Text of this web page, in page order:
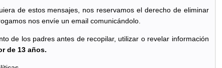
de estos mensajes, nos reservamos el derecho de eliminar
nos envíe un email comunicándolo.
de los padres antes de recopilar, utilizar o revelar información
de 13 años.